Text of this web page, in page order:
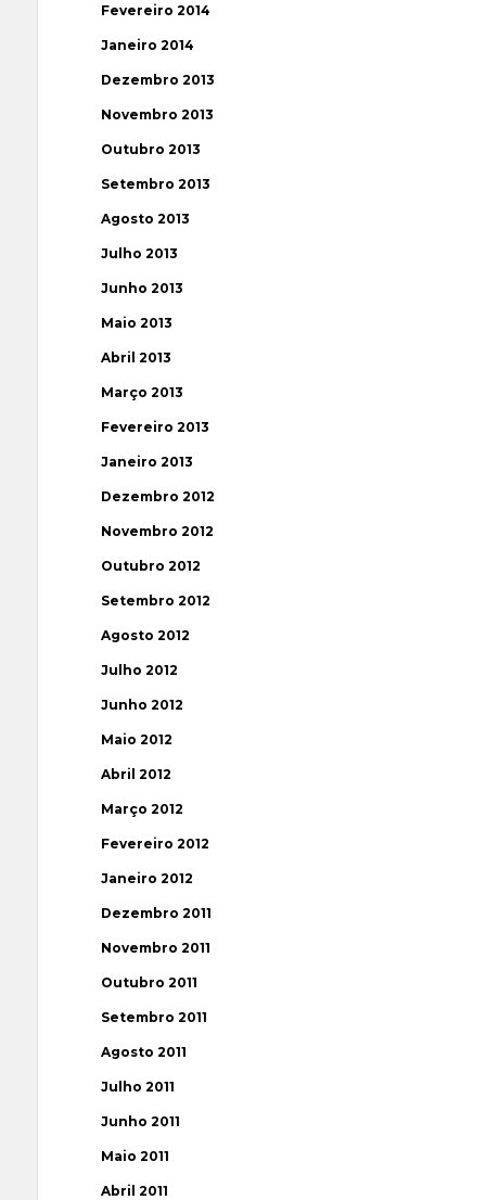
Fevereiro 2014
Janeiro 2014
Dezembro 2013
Novembro 2013
Outubro 2013
Setembro 2013
Agosto 2013
Julho 2013
Junho 2013
Maio 2013
Abril 2013
Março 2013
Fevereiro 2013
Janeiro 2013
Dezembro 2012
Novembro 2012
Outubro 2012
Setembro 2012
Agosto 2012
Julho 2012
Junho 2012
Maio 2012
Abril 2012
Março 2012
Fevereiro 2012
Janeiro 2012
Dezembro 2011
Novembro 2011
Outubro 2011
Setembro 2011
Agosto 2011
Julho 2011
Junho 2011
Maio 2011
Abril 2011